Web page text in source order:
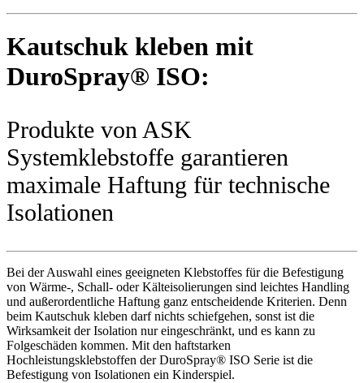
Kautschuk kleben mit
DuroSpray® ISO:
Produkte von ASK
Systemklebstoffe garantieren
maximale Haftung für technische
Isolationen
Bei der Auswahl eines geeigneten Klebstoffes für die Befestigung
von Wärme-, Schall- oder Kälteisolierungen sind leichtes Handling
und außerordentliche Haftung ganz entscheidende Kriterien. Denn
beim Kautschuk kleben darf nichts schiefgehen, sonst ist die
Wirksamkeit der Isolation nur eingeschränkt, und es kann zu
Folgeschäden kommen. Mit den haftstarken
Hochleistungsklebstoffen der DuroSpray® ISO Serie ist die
Befestigung von Isolationen ein Kinderspiel.